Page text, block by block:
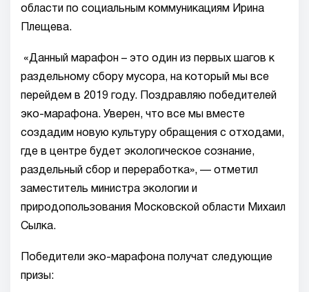
области по социальным коммуникациям Ирина
Плещева.
«Данный марафон – это один из первых шагов к
раздельному сбору мусора, на который мы все
перейдем в 2019 году. Поздравляю победителей
эко-марафона. Уверен, что все мы вместе
создадим новую культуру обращения с отходами,
где в центре будет экологическое сознание,
раздельный сбор и переработка», — отметил
заместитель министра экологии и
природопользования Московской области Михаил
Сылка.
Победители эко-марафона получат следующие
призы: